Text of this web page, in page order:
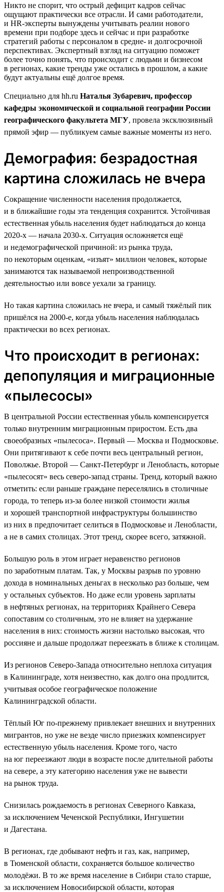
Никто не спорит, что острый дефицит кадров сейчас
ощущают практически все отрасли. И сами работодатели,
и HR-эксперты вынуждены учитывать реалии нового
времени при подборе здесь и сейчас и при разработке
стратегий работы с персоналом в средне- и долгосрочной
перспективах. Экспертный взгляд на ситуацию поможет
более точно понять, что происходит с людьми и бизнесом
в регионах, какие тренды уже остались в прошлом, а какие
будут актуальны ещё долгое время.
Специально для hh.ru Наталья Зубаревич, профессор
кафедры экономической и социальной географии России
географического факультета МГУ, провела эксклюзивный
прямой эфир — публикуем самые важные моменты из него.
Демография: безрадостная
картина сложилась не вчера
Сокращение численности населения продолжается,
и в ближайшие годы эта тенденция сохранится. Устойчивая
естественная убыль населения будет наблюдаться до конца
2020-х — начала 2030-х. Ситуация осложняется ещё
и недемографической причиной: из рынка труда,
по некоторым оценкам, «изъят» миллион человек, которые
занимаются так называемой непроизводственной
деятельностью или вовсе уехали за границу.
Но такая картина сложилась не вчера, и самый тяжёлый пик
пришёлся на 2000-е, когда убыль населения наблюдалась
практически во всех регионах.
Что происходит в регионах:
депопуляция и миграционные
«пылесосы»
В центральной России естественная убыль компенсируется
только внутренним миграционным приростом. Есть два
своеобразных «пылесоса». Первый — Москва и Подмосковье.
Они притягивают к себе почти весь центральный регион,
Поволжье. Второй — Санкт-Петербург и Ленобласть, которые
«пылесосят» весь северо-запад страны. Тренд, который важно
отметить: если раньше граждане переселялись в столичные
города, то теперь из-за более низкой стоимости жилья
и хорошей транспортной инфраструктуры большинство
из них в предпочитает селиться в Подмосковье и Ленобласти,
а не в самих столицах. Этот тренд, скорее всего, затяжной.
Большую роль в этом играет неравенство регионов
по заработным платам. Так, у Москвы разрыв по уровню
дохода в номинальных деньгах в несколько раз больше, чем
у остальных субъектов. Но даже если уровень зарплаты
в нефтяных регионах, на территориях Крайнего Севера
сопоставим со столичным, это не влияет на удержание
населения в них: стоимость жизни настолько высокая, что
россияне и дальше продолжат переезжать в ближе к столицам.
Из регионов Северо-Запада относительно неплоха ситуация
в Калининграде, хотя неизвестно, как долго она продлится,
учитывая особое географическое положение
Калининградской области.
Тёплый Юг по-прежнему привлекает внешних и внутренних
мигрантов, но уже не везде число приезжих компенсирует
естественную убыль населения. Кроме того, часто
на юг переезжают люди в возрасте после длительной работы
на севере, а эту категорию населения уже не вывести
на рынок труда.
Снизилась рождаемость в регионах Северного Кавказа,
за исключением Чеченской Республики, Ингушетии
и Дагестана.
В регионах, где добывают нефть и газ, как, например,
в Тюменской области, сохраняется большое количество
молодёжи. В то же время население в Сибири стало старше,
за исключением Новосибирской области, которая